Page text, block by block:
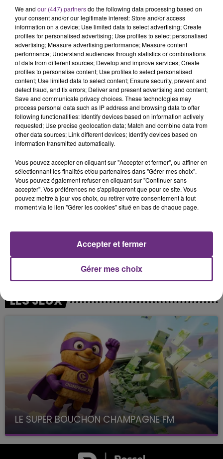
OLIVIA DEAN
So Easy (to Fall In Love)
CHRISTOPHE MAE
La Lune
A L'ANTENNE
LE WEEK-END CHAMPAGNE FM
LES JEUX
LE SUPER BOUCHON CHAMPAGNE FM
avec La Famille Champagne FM, à 8H10
We and our (447) partnersdo the following data processing based on
your consent and/or our legitimate interest: Store and/or access
information on a device; Use limited data to select advertising; Create
profiles for personalised advertising; Use profiles to select personalised
advertising; Measure advertising performance; Measure content
performance; Understand audiences through statistics or combinations
of data from different sources; Develop and improve services; Create
profiles to personalise content; Use profiles to select personalised
content; Use limited data to select content; Ensure security, prevent and
detect fraud, and fix errors; Deliver and present advertising and content;
Save and communicate privacy choices. These technologies may
process personal data such as IP address and browsing data to offer
following functionalities: Identify devices based on information actively
requested; Use precise geolocation data; Match and combine data from
other data sources; Link different devices; Identify devices based on
information transmitted automatically.
Vous pouvez accepter en cliquant sur "Accepter et fermer", ou affiner en
sélectionnant les finalités et/ou partenaires dans "Gérer mes choix".
Vous pouvez également refuser en cliquant sur "Continuer sans
accepter". Vos préférences ne s'appliqueront que pour ce site. Vous
pouvez mettre à jour vos choix, ou retirer votre consentement à tout
moment via le lien "Gérer les cookies" situé en bas de chaque page.
Gérer mes choix
Accepter et fermer